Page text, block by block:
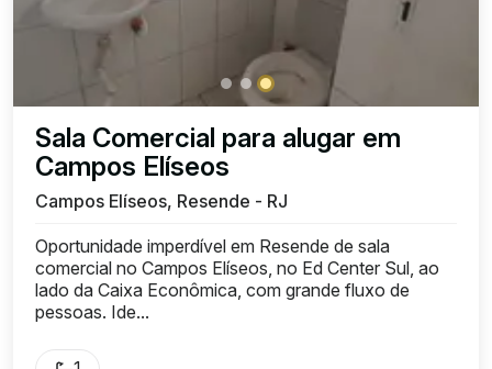
Sala Comercial para alugar em
Campos Elíseos
Campos Elíseos, Resende - RJ
Oportunidade imperdível em Resende de sala
comercial no Campos Elíseos, no Ed Center Sul, ao
lado da Caixa Econômica, com grande fluxo de
pessoas. Ide...